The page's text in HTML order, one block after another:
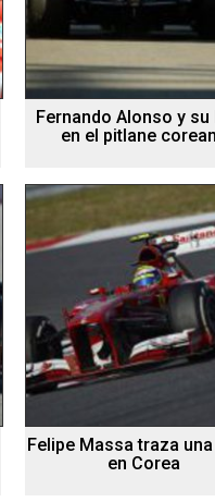
Fernando Alonso y su
en el pitlane
Felipe Massa traza
en Corea